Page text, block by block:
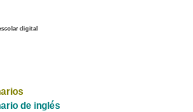
digital
de inglés